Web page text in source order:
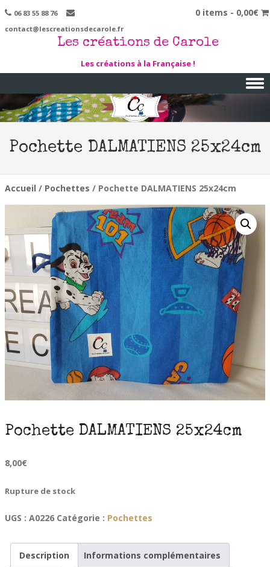
06 83 55 88 76
contact@lescreationsdecarole.fr
0 items - 0,00€
Les créations de Carole
Les créations à la Française !
Skip to content
Pochette DALMATIENS 25x24cm
Accueil / Pochettes / Pochette DALMATIENS 25x24cm
Pochette DALMATIENS 25x24cm
8,00€
Rupture de stock
UGS : A0226 Catégorie : Pochettes
Description Informations complémentaires